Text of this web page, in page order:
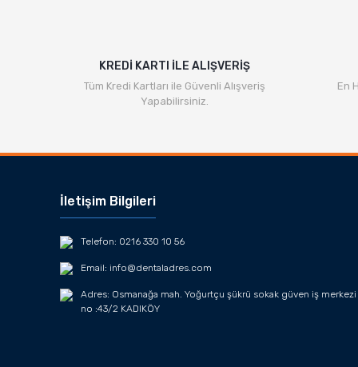
KREDİ KARTI İLE ALIŞVERİŞ
Tüm Kredi Kartları ile Güvenli Alışveriş
Yapabilirsiniz.
En
İletişim Bilgileri
Telefon: 0216 330 10 56
Email: info@dentaladres.com
Adres: Osmanağa mah. Yoğurtçu şükrü sokak güven iş merkezi
no :43/2 KADIKÖY